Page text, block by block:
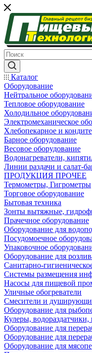
Каталог
Оборудование
Нейтральное
Тепловое оборудование
Холодильное
Электромеханическое
Хлебопекарное и
Барное оборудование
Весовое оборудование
Водонагреватели,
Линии раздачи и салат-
ПРОДУКЦИЯ ПРОЧЕЕ
Термометры, Гигрометры
Торговое оборудование
Бытовая техника
Зонты вытяжные,
Прачечное оборудование
Оборудование для
Посудомоечное
Упаковочное
Оборудование для
Санитарно-
Системы размещения
Насосы для пищевой
Уличные обогреватели
Смесители и
Оборудование для
Кулеры,
Оборудование для
Оборудование для
Оборудование для